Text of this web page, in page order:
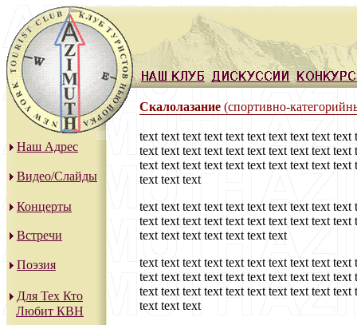
Наш Адрес
Видео/Слайды
Концерты
Встречи
Поэзия
Для Тех Кто
Любит КВН
Скалолазание (спортивно-
text text text text text text text text text text
text text text text text text text text text text
text text text text text text text text text text
text text text
text text text text text text text text text text
text text text text text text text text text text
text text text text text text text
text text text text text text text text text text
text text text text text text text text text text
text text text text text text text text text text
text text text